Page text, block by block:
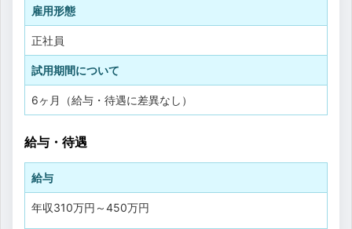
雇用形態
正社員
試用期間について
6ヶ月（給与・待遇に差異なし）
給与・待遇
給与
年収310万円 ～450万円